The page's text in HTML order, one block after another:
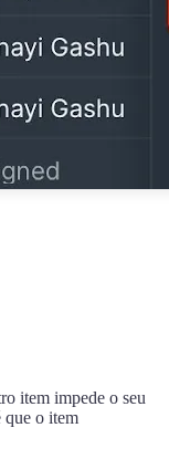
item impede o seu
que o item